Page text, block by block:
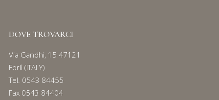
DOVE TROVARCI
Via Gandhi, 15 47121
Forlì (ITALY)
Tel. 0543 84455
Fax 0543 84404